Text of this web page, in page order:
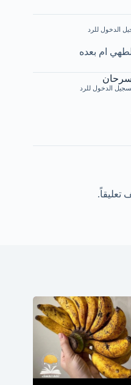
الدخول للرد
ام بعده
الدخول للرد
تعليقاً.